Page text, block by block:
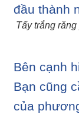
Tẩy trắng
Bên cạnh
Bạn cũng
của